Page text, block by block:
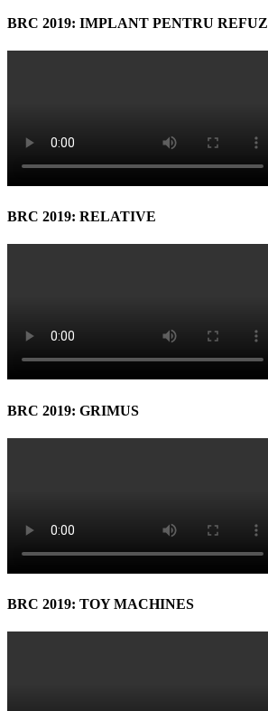
BRC 2019: IMPLANT PENTRU REFUZ
BRC 2019: RELATIVE
BRC 2019: GRIMUS
BRC 2019: TOY MACHINES